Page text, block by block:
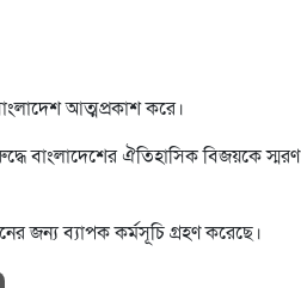
আত্মপ্রকাশ করে।
বাংলাদেশের ঐতিহাসিক বিজয়কে
জন্য ব্যাপক কর্মসূচি গ্রহণ করেছে।